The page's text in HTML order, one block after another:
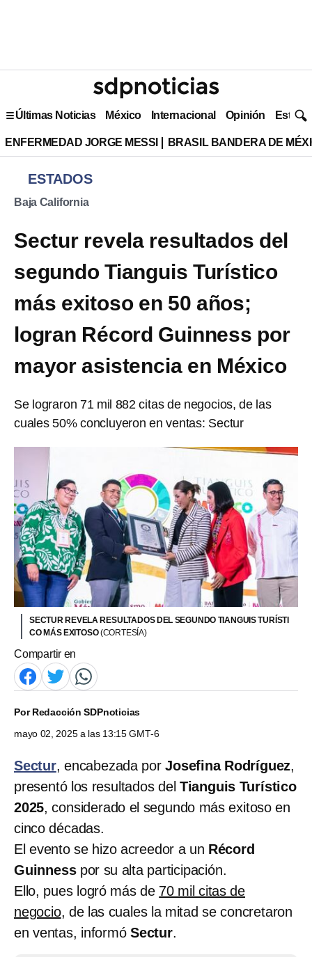
Últimas Noticias México Internacional Opinión Estilo
ENFERMEDAD JORGE MESSI BRASIL BANDERA DE
ESTADOS
Baja California
Sectur revela resultados del
segundo Tianguis Turístico
más exitoso en 50 años;
logran Récord Guinness por
mayor asistencia en México
Se lograron 71 mil 882 citas de negocios, de las
cuales 50% concluyeron en ventas: Sectur
SECTUR REVELA RESULTADOS DEL SEGUNDO TIANGUIS TURÍSTI
CO MÁS EXITOSO(CORTESÍA)
Compartir en
PorRedacción SDPnoticias
mayo 02, 2025 a las 13:15 GMT-6
Sectur, encabezada porJosefina Rodríguez,
presentó los resultados del Tianguis Turístico
2025, considerado el segundo más exitoso en
cinco décadas.
El evento se hizo acreedor a un Récord
Guinnesspor su alta participación.
Ello, pues logró más de 70 mil citas de
negocio, de las cuales la mitad se concretaron
en ventas, informóSectur.